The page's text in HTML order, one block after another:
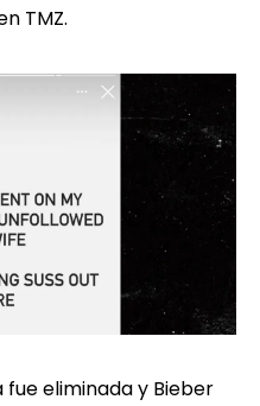
TMZ.
eliminada y Bieber